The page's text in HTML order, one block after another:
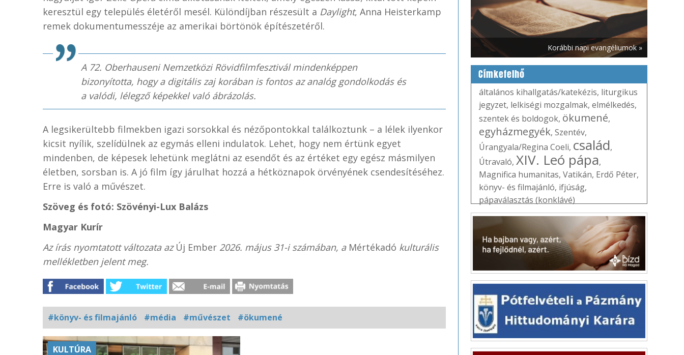
keresztül egy település életéről mesél. Különdíjban részesült a Daylight, Anna Heisterkamp
remek dokumentumesszéje az amerikai börtönök építészetéről.
A 72. Oberhauseni Nemzetközi Rövidfilmfesztivál mindenképpen
bizonyította, hogy a digitális zaj korában is fontos az analóg gondolkodás és
a valódi, lélegző képekkel való ábrázolás.
A legsikerültebb filmekben igazi sorsokkal és nézőpontokkal találkoztunk – a lélek ilyenkor
kicsit nyílik, szelídülnek az egymás elleni indulatok. Lehet, hogy nem értünk egyet
mindenben, de képesek lehetünk meglátni az esendőt és az értéket egy egész másmilyen
életben, sorsban is. A jó film így járulhat hozzá a hétköznapok örvényének csendesítéséhez.
Erre is való a művészet.
Szöveg és fotó: Szövényi-Lux Balázs
Magyar Kurír
Az írás nyomtatott változata az Új Ember 2026. május 31-i számában, a Mértékadó kulturális
mellékletben jelent meg.
#könyv- és filmajánló #média #művészet #ökumené
Kapcsolódó
KULTÚRA
Korábbi napi evangéliumok »
Címkefelhő
általános kihallgatás/katekézis, liturgikus
jegyzet, lelkiségi mozgalmak, elmélkedés,
szentek és boldogok, ökumené,
egyházmegyék, Szentév,
Úrangyala/Regina Coeli, család,
Útravaló, XIV. Leó pápa,
Magnifica humanitas, Vatikán, Erdő Péter,
könyv- és filmajánló, ifjúság,
pápaválasztás (konklávé)